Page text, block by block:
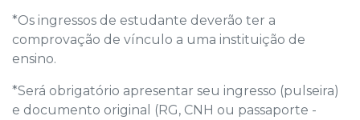
*Os ingressos de estudante deverão ter a
comprovação de vínculo a uma instituição de
ensino.
*Será obrigatório apresentar seu ingresso (pulseira)
e documento original (RG, CNH ou passaporte -